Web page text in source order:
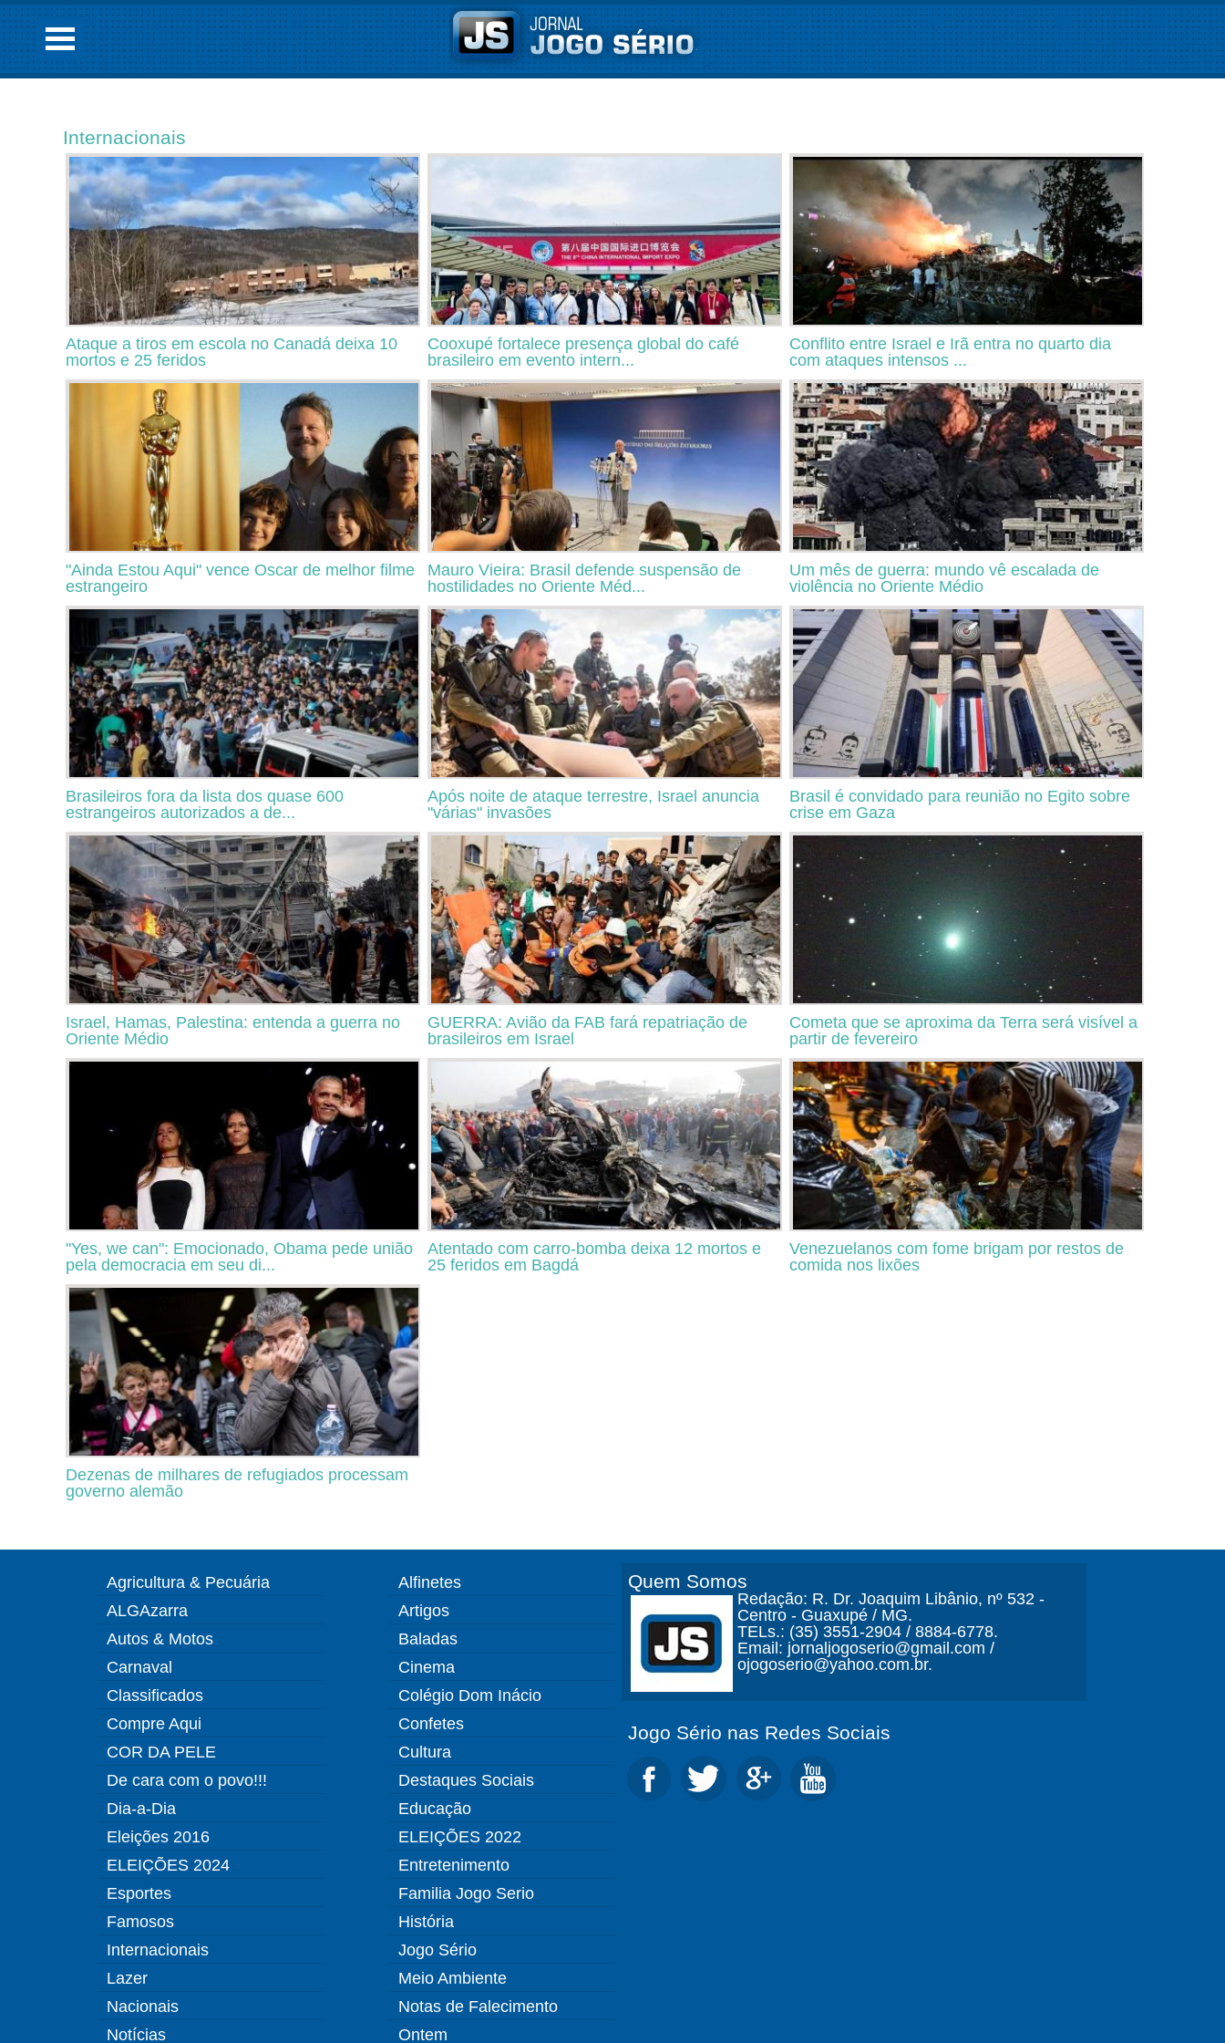
Internacionais
Ataque a tiros em escola no Canadá deixa 10
mortos e 25 feridos
Cooxupé fortalece presença global do café
brasileiro em evento intern...
Conflito entre Israel e Irã entra no quarto dia
com ataques intensos ...
"Ainda Estou Aqui" vence Oscar de melhor filme
estrangeiro
Mauro Vieira: Brasil defende suspensão de
hostilidades no Oriente Méd...
Um mês de guerra: mundo vê escalada de
violência no Oriente Médio
Brasileiros fora da lista dos quase 600
estrangeiros autorizados a de...
Após noite de ataque terrestre, Israel anuncia
"várias" invasões
Brasil é convidado para reunião no Egito sobre
crise em Gaza
Israel, Hamas, Palestina: entenda a guerra no
Oriente Médio
GUERRA: Avião da FAB fará repatriação de
brasileiros em Israel
Cometa que se aproxima da Terra será visível a
partir de fevereiro
"Yes, we can": Emocionado, Obama pede união
pela democracia em seu di...
Atentado com carro-bomba deixa 12 mortos e
25 feridos em Bagdá
Venezuelanos com fome brigam por restos de
comida nos lixões
Dezenas de milhares de refugiados processam
governo alemão
Agricultura & Pecuária
ALGAzarra
Autos & Motos
Carnaval
Classificados
Compre Aqui
COR DA PELE
De cara com o povo!!!
Dia-a-Dia
Eleições 2016
ELEIÇÕES 2024
Esportes
Famosos
Internacionais
Lazer
Nacionais
Notícias
Alfinetes
Artigos
Baladas
Cinema
Colégio Dom Inácio
Confetes
Cultura
Destaques Sociais
Educação
ELEIÇÕES 2022
Entretenimento
Familia Jogo Serio
História
Jogo Sério
Meio Ambiente
Notas de Falecimento
Ontem
Quem Somos
Redação: R. Dr. Joaquim Libânio, nº 532 -
Centro - Guaxupé / MG.
TELs.: (35) 3551-2904 / 8884-6778.
Email: jornaljogoserio@gmail.com /
ojogoserio@yahoo.com.br.
Jogo Sério nas Redes Sociais